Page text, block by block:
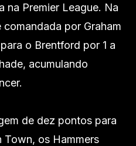
na Premier League. Na
por Graham
o Brentford por 1 a
acumulando
de dez pontos para
Town, os Hammers